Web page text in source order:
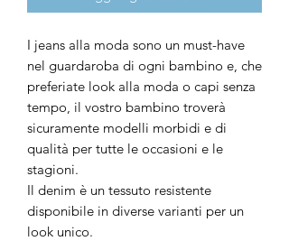
I jeans alla moda sono un must-have
nel guardaroba di ogni bambino e, che
preferiate look alla moda o capi senza
tempo, il vostro bambino troverà
sicuramente modelli morbidi e di
qualità per tutte le occasioni e le
stagioni.
Il denim è un tessuto resistente
disponibile in diverse varianti per un
look unico.